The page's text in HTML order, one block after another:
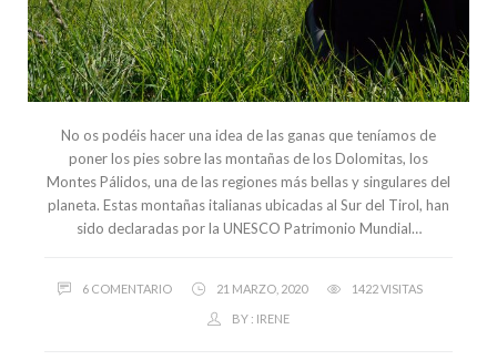
No os podéis hacer una idea de las ganas que teníamos de
poner los pies sobre las montañas de los Dolomitas, los
Montes Pálidos, una de las regiones más bellas y singulares del
planeta. Estas montañas italianas ubicadas al Sur del Tirol, han
sido declaradas por la UNESCO Patrimonio Mundial…
6 COMENTARIO 21 MARZO, 2020 1422 VISITAS
BY : IRENE